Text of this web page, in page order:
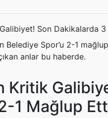
Belediye Spor’u 2-1
anlar bu haberde.
Kritik
1 Mağlup